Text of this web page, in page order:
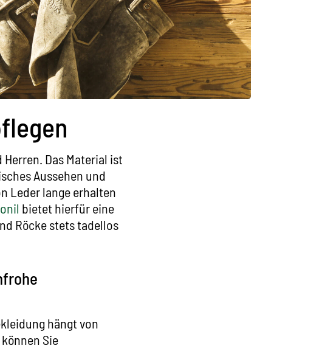
Das Material ist
Aussehen und
Leder lange erhalten
bietet hierfür eine
Röcke stets tadellos
hängt von
Sie